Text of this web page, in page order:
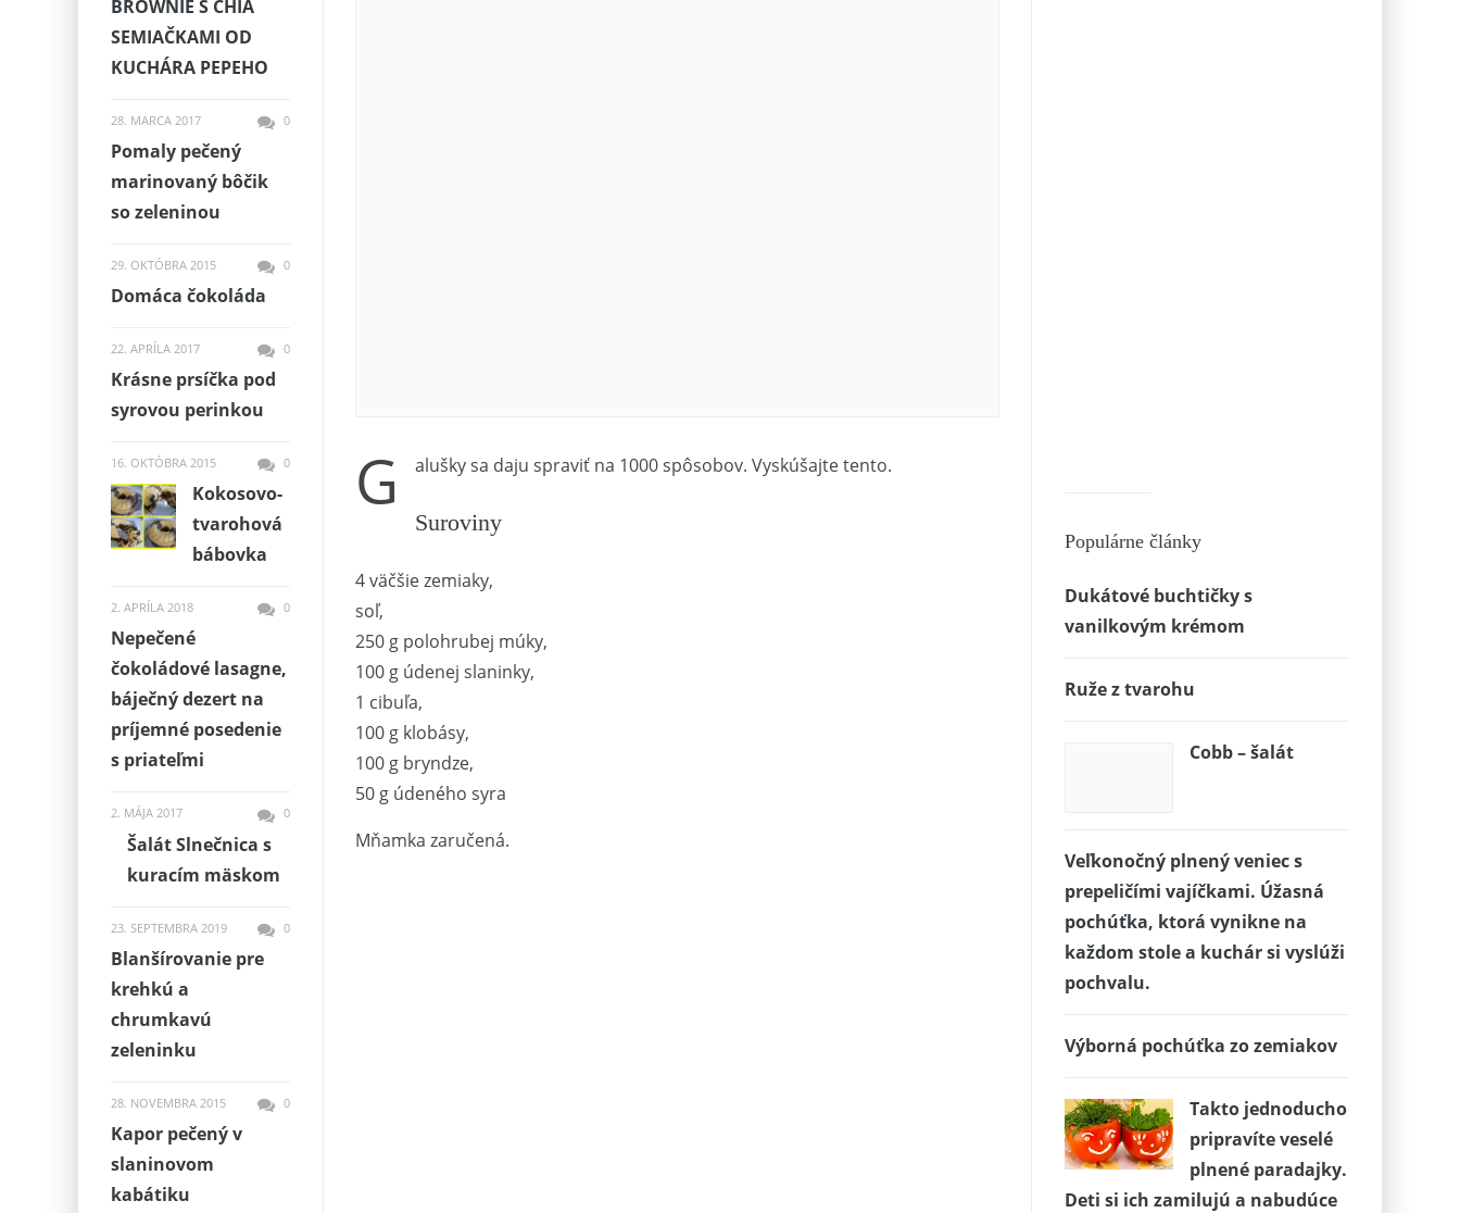
G alušky sa daju spraviť na 1000 spôsobov. Vyskúšajte tento.
Suroviny
4 väčšie zemiaky,
soľ,
250 g polohrubej múky,
100 g údenej slaninky,
1 cibuľa,
100 g klobásy,
100 g bryndze,
50 g údeného syra
Mňamka zaručená.
Populárne články
Dukátové buchtičky s
vanilkovým krémom
Ruže z tvarohu
Cobb – šalát
Veľkonočný plnený veniec s
prepeličími vajíčkami. Úžasná
pochúťka, ktorá vynikne na
každom stole a kuchár si vyslúži
pochvalu.
Výborná pochúťka zo zemiakov
Takto jednoducho
pripravíte veselé
plnené paradajky.
Deti si ich zamilujú a nabudúce
BROWNIE S CHIA
SEMIAČKAMI OD
KUCHÁRA PEPEHO
28. MARCA 2017 0
Pomaly pečený
marinovaný bôčik
so zeleninou
29. OKTÓBRA 2015 0
Domáca čokoláda
22. APRÍLA 2017 0
Krásne prsíčka pod
syrovou perinkou
16. OKTÓBRA 2015 0
Kokosovo-
tvarohová
bábovka
2. APRÍLA 2018 0
Nepečené
čokoládové lasagne,
báječný dezert na
príjemné posedenie
s priateľmi
2. MÁJA 2017 0
Šalát Slnečnica s
kuracím mäskom
23. SEPTEMBRA 2019 0
Blanšírovanie pre
krehkú a
chrumkavú
zeleninku
28. NOVEMBRA 2015 0
Kapor pečený v
slaninovom
kabátiku